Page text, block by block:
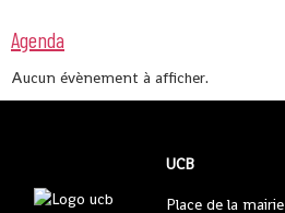
Agenda
Aucun évènement à afficher.
UCB
Place de la mairie